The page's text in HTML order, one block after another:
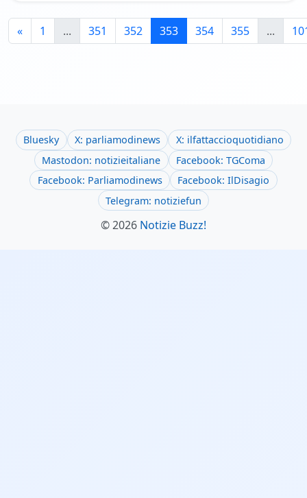
« 1 ... 351 352 353 354 355 ...
Bluesky X: parliamodinews
X: ilfattaccioquotidiano
Mastodon: notizieitaliane
Facebook: TGComa
Facebook: Parliamodinews
Facebook: IlDisagio
Telegram: notiziefun
© 2026 Notizie Buzz!